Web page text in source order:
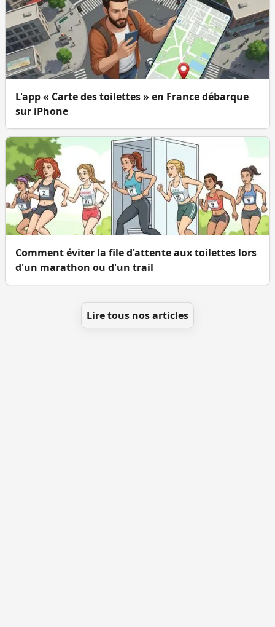
L'app « Carte des toilettes » en France débarque
sur iPhone
Comment éviter la file d'attente aux toilettes lors
d'un marathon ou d'un trail
Lire tous nos articles